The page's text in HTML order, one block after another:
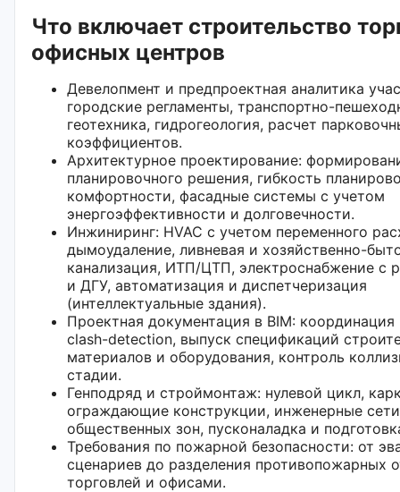
Что включает строительство
офисных центров
Девелопмент и предпроектная аналитика
городские регламенты, транспортно-
геотехника, гидрогеология, расчет
коэффициентов.
Архитектурное проектирование:
планировочного решения, гибкость
комфортности, фасадные системы с учетом
энергоэффективности и долговечности.
Инжиниринг: HVAC с учетом переменного
дымоудаление, ливневая и хозяйственно-
канализация, ИТП/ЦТП, электроснабжение с
и ДГУ, автоматизация и диспетчеризация
(интеллектуальные здания).
Проектная документация в BIM: координация
clash-detection, выпуск спецификаций
материалов и оборудования, контроль
стадии.
Генподряд и строймонтаж: нулевой цикл,
ограждающие конструкции, инженерные
общественных зон, пусконаладка и
Требования по пожарной безопасности: от
сценариев до разделения противопожарных
торговлей и офисами.